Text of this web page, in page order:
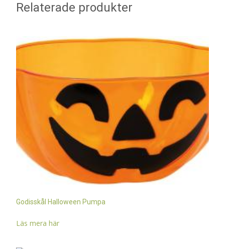
Relaterade produkter
Godisskål Halloween Pumpa
Läs mera här